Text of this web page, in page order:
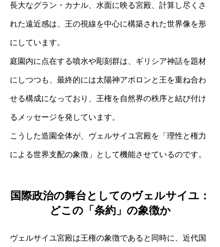
長大なグラン・カナル、水面に映る宮殿、計算し尽くさ
れた遠近感は、王の視線を中心に構築された世界像を形
にしています。
庭園内に点在する噴水や彫刻群は、ギリシア神話を題材
にしつつも、最終的には太陽神アポロンと王を重ね合わ
せる構成になっており、王権を自然界の秩序と結び付け
るメッセージを発しています。
こうした造園全体が、ヴェルサイユ宮殿を「理性と権力
による世界支配の象徴」として機能させているのです。
国際政治の舞台としてのヴェルサイユ：
どこの「条約」の象徴か
ヴェルサイユ宮殿は王権の象徴であると同時に、近代国